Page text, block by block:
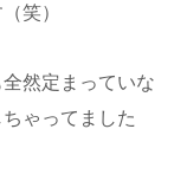
笑）
然定まっていな
ゃってました